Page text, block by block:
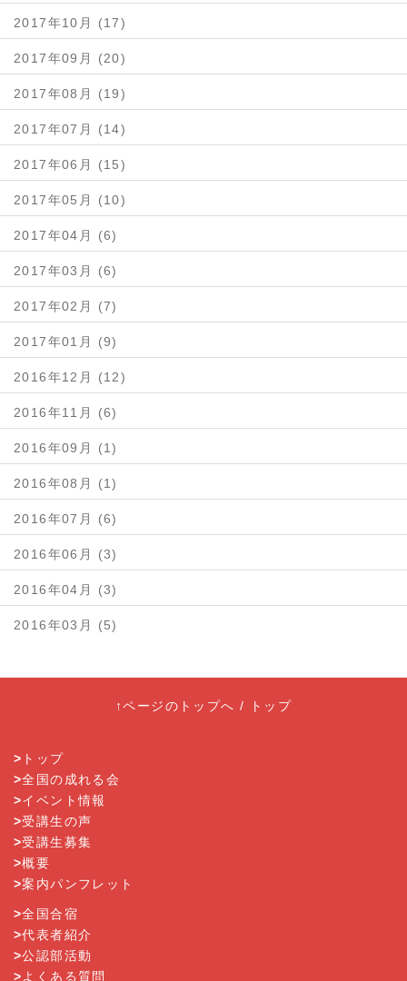
2017年10月 (17)
2017年09月 (20)
2017年08月 (19)
2017年07月 (14)
2017年06月 (15)
2017年05月 (10)
2017年04月 (6)
2017年03月 (6)
2017年02月 (7)
2017年01月 (9)
2016年12月 (12)
2016年11月 (6)
2016年09月 (1)
2016年08月 (1)
2016年07月 (6)
2016年06月 (3)
2016年04月 (3)
2016年03月 (5)
↑ページのトップへ / トップ
> トップ
>全国の成れる会
>イベント情報
>受講生の声
>受講生募集
>概要
>案内パンフレット
>全国合宿
>代表者紹介
>公認部活動
>よくある質問